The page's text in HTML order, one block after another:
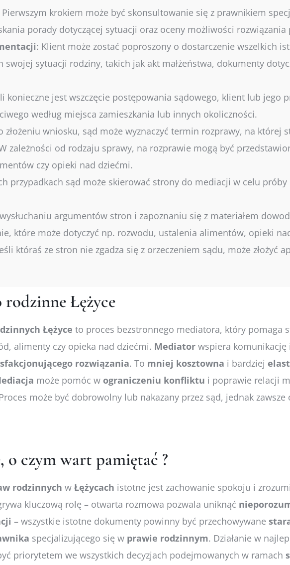
Pierwszym krokiem może być skonsultowanie się z prawnikiem
porady dotyczącej sytuacji oraz oceny możliwości
: Klient może zostać poproszony o dostarczenie wszelkich
swojej sytuacji rodziny, takich jak akt małżeństwa, dokumenty
konieczne jest wszczęcie postępowania sądowego, klient lub jego
według miejsca zamieszkania lub innych okoliczności.
złożeniu wniosku, sąd może wyznaczyć termin rozprawy, na której
zależności od rodzaju sprawy, na rozprawie mogą być
czy opieki nad dziećmi.
przypadkach sąd może skierować strony do mediacji w celu
argumentów stron i zapoznaniu się z materiałem
które może dotyczyć np. rozwodu, ustalenia alimentów, opieki
któraś ze stron nie zgadza się z orzeczeniem sądu, może złożyć
Łężyce
Łężyce to proces bezstronnego mediatora, który pomaga
alimenty czy opieka nad dziećmi. Mediator wspiera
rozwiązania. To mniej kosztowna i bardziej
może pomóc w ograniczeniu konfliktu i poprawie relacji
może być dobrowolny lub nakazany przez sąd, jednak
o czym wart pamiętać ?
rodzinnych w Łężycach istotne jest zachowanie spokoju i
kluczową rolę – otwarta rozmowa pozwala uniknąć
– wszystkie istotne dokumenty powinny być przechowywane
specjalizującego się w prawie rodzinnym. Działanie w
priorytetem we wszystkich decyzjach podejmowanych w ramach